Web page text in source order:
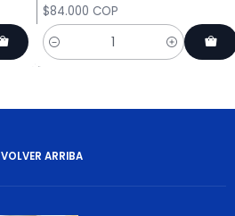
$84.000 COP
Cantidad
VOLVER ARRIBA